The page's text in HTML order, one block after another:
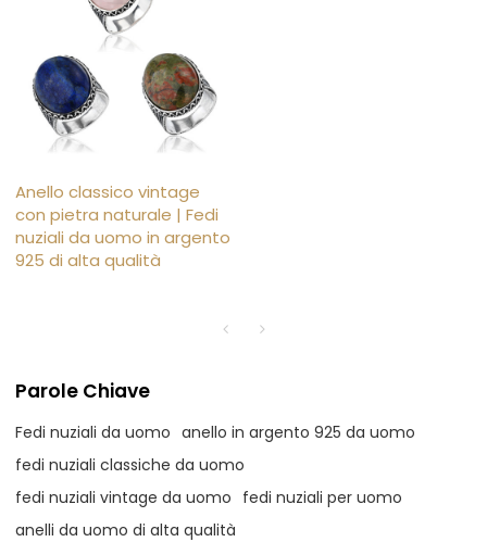
Anello classico vintage
con pietra naturale | Fedi
nuziali da uomo in argento
925 di alta qualità
Parole Chiave
Fedi nuziali da uomo anello in argento 925 da uomo
fedi nuziali classiche da uomo
fedi nuziali vintage da uomo fedi nuziali per uomo
anelli da uomo di alta qualità